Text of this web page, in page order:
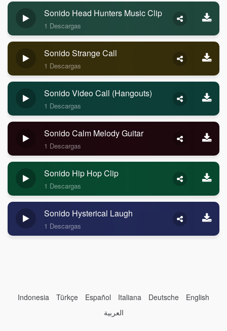
Sonido Head Hunters Music Clip
1 Descargas
Sonido Strange Call
1 Descargas
Sonido Video Call (Hangouts)
1 Descargas
Sonido Calm Melody Guitar
1 Descargas
Sonido Hip Hop Clip
1 Descargas
Sonido Hysterical Laugh
1 Descargas
Indonesia Türkçe Español Italiana Deutsche
English
العربية